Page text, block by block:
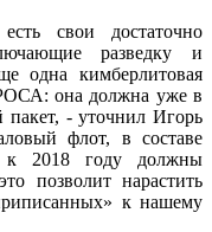
свои достаточно
разведку и
одна кимберлитовая
она должна уже в
пакет, - уточнил Игорь
флот, в составе
к 2018 году должны
позволит нарастить
к нашему